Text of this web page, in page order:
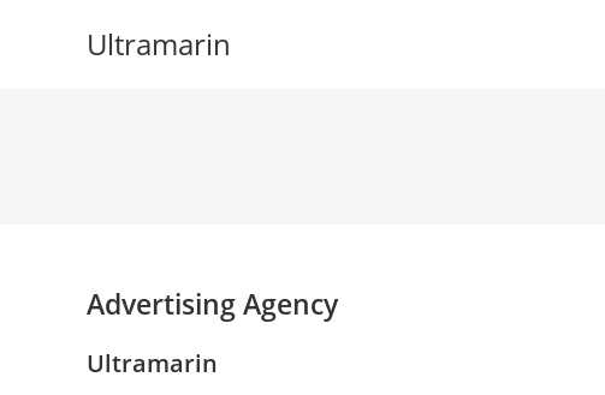
Ultramarin
Advertising Agency
Ultramarin